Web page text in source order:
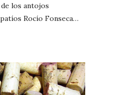
los antojos
Rocío Fonseca…